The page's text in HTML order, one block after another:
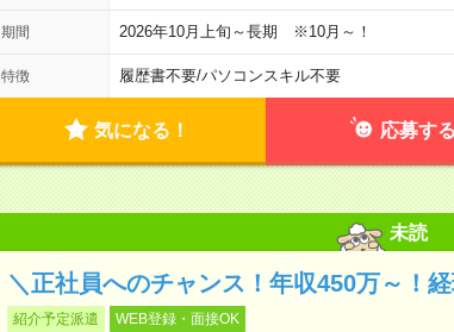
期間 2026年10月上旬～長期 ※10月～！
特徴 履歴書不要/パソコンスキル不要
気になる！ 応募する
未読
＼正社員へのチャンス！年収450万～！
紹介予定派遣 WEB登録・面接OK